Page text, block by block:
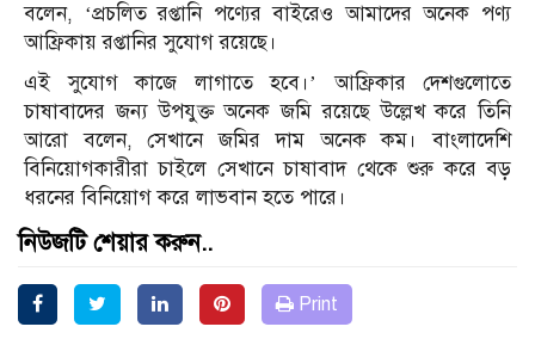
বলেন, ‘প্রচলিত রপ্তানি পণ্যের বাইরেও আমাদের অনেক পণ্য
আফ্রিকায় রপ্তানির সুযোগ রয়েছে।
এই সুযোগ কাজে লাগাতে হবে।’ আফ্রিকার দেশগুলোতে
চাষাবাদের জন্য উপযুক্ত অনেক জমি রয়েছে উল্লেখ করে তিনি
আরো বলেন, সেখানে জমির দাম অনেক কম। বাংলাদেশি
বিনিয়োগকারীরা চাইলে সেখানে চাষাবাদ থেকে শুরু করে বড়
ধরনের বিনিয়োগ করে লাভবান হতে পারে।
নিউজটি শেয়ার করুন..
Print